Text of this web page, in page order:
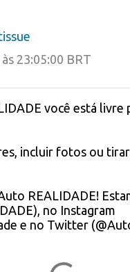
23:05:00 BRT
você está livre
incluir fotos ou
REALIDADE!
no Instagram
e no Twitter